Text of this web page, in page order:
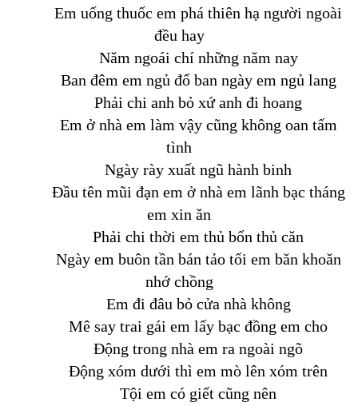
Em uống thuốc em phá thiên hạ người ngoài
đều hay
Năm ngoái chí những năm nay
Ban đêm em ngủ đổ ban ngày em ngủ lang
Phải chi anh bỏ xứ anh đi hoang
Em ở nhà em làm vậy cũng không oan tấm
tình
Ngày rày xuất ngũ hành binh
Đầu tên mũi đạn em ở nhà em lãnh bạc tháng
em xin ăn
Phải chi thời em thủ bổn thủ căn
Ngày em buôn tần bán tảo tối em băn khoăn
nhớ chồng
Em đi đâu bỏ cửa nhà không
Mê say trai gái em lấy bạc đồng em cho
Động trong nhà em ra ngoài ngõ
Động xóm dưới thì em mò lên xóm trên
Tội em có giết cũng nên